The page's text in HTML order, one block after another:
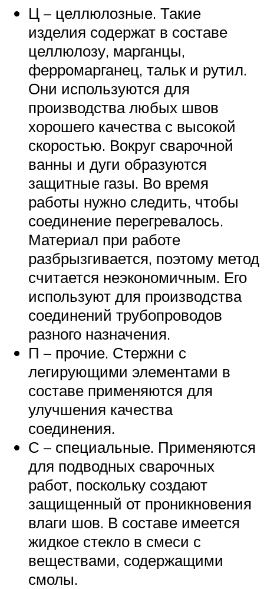
Ц – целлюлозные. Такие
изделия содержат в составе
целлюлозу, марганцы,
ферромарганец, тальк и рутил.
Они используются для
производства любых швов
хорошего качества с высокой
скоростью. Вокруг сварочной
ванны и дуги образуются
защитные газы. Во время
работы нужно следить, чтобы
соединение перегревалось.
Материал при работе
разбрызгивается, поэтому метод
считается неэкономичным. Его
используют для производства
соединений трубопроводов
разного назначения.
П – прочие. Стержни с
легирующими элементами в
составе применяются для
улучшения качества
соединения.
С – специальные. Применяются
для подводных сварочных
работ, поскольку создают
защищенный от проникновения
влаги шов. В составе имеется
жидкое стекло в смеси с
веществами, содержащими
смолы.